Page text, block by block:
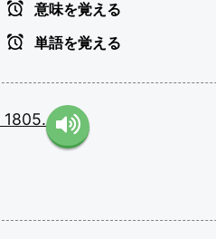
意味を覚える
単語を覚える
1805.